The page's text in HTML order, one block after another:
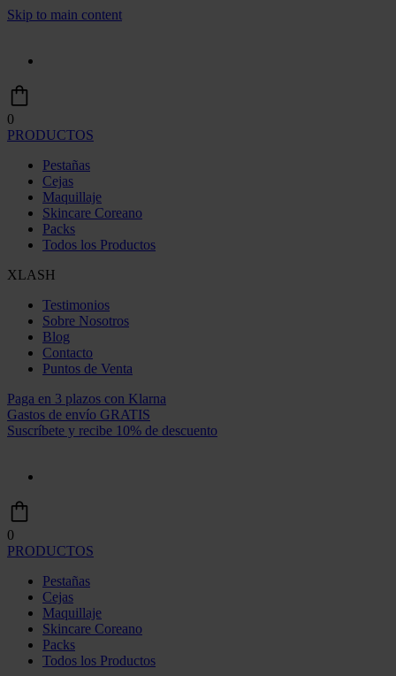
Skip to main content
0
PRODUCTOS
Pestañas
Cejas
Maquillaje
Skincare Coreano
Packs
Todos los Productos
XLASH
Testimonios
Sobre Nosotros
Blog
Contacto
Puntos de Venta
Paga en 3 plazos con Klarna
Gastos de envío GRATIS
Suscríbete y recibe 10% de descuento
0
PRODUCTOS
Pestañas
Cejas
Maquillaje
Skincare Coreano
Packs
Todos los Productos